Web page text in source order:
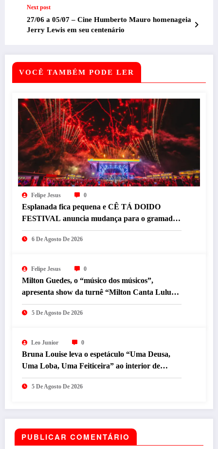
Next post
27/06 a 05/07 – Cine Humberto Mauro homenageia
Jerry Lewis em seu centenário
VOCÊ TAMBÉM PODE LER
Felipe Jesus 0
Esplanada fica pequena e CÊ TÁ DOIDO
FESTIVAL anuncia mudança para o gramado
do Mineirão
6 De Agosto De 2026
Felipe Jesus 0
Milton Guedes, o “músico dos músicos”,
apresenta show da turnê “Milton Canta Lulu”
em BH
5 De Agosto De 2026
Leo Junior 0
Bruna Louise leva o espetáculo “Uma Deusa,
Uma Loba, Uma Feiticeira” ao interior de
Minas Gerais neste sábado (8)
5 De Agosto De 2026
PUBLICAR COMENTÁRIO